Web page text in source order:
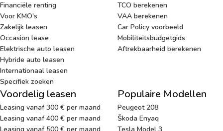
Financiële renting
Voor KMO's
Zakelijk leasen
Occasion lease
Elektrische auto leasen
Hybride auto leasen
Internationaal leasen
Specifiek zoeken
TCO berekenen
VAA berekenen
Car Policy voorbeeld
Mobiliteitsbudgetgids
Aftrekbaarheid berekenen
Voordelig leasen
Leasing vanaf 300 € per maand
Leasing vanaf 400 € per maand
Populaire Modellen
Peugeot 208
Škoda Enyaq